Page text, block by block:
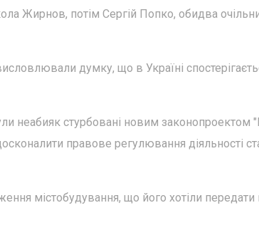
Жирнов, потім Сергій Попко, обидва
думку, що в Україні
неабияк стурбовані новим законопроектом
правове регулювання діяльності
містобудування, що його хотіли передати